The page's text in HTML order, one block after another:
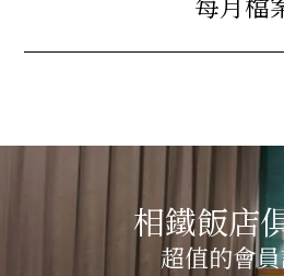
相鐵飯店
超值的會